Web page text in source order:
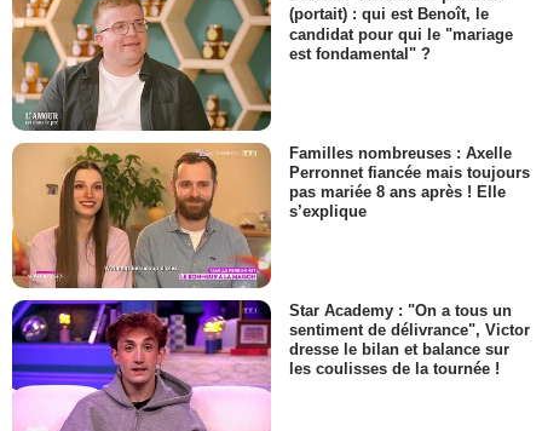
(portait) : qui est Benoît, le
candidat pour qui le "mariage
est fondamental" ?
Familles nombreuses : Axelle
Perronnet fiancée mais toujours
pas mariée 8 ans après ! Elle
s’explique
Star Academy : "On a tous un
sentiment de délivrance", Victor
dresse le bilan et balance sur
les coulisses de la tournée !